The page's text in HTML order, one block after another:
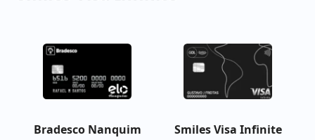
Bradesco Nanquim Smiles Visa Infinite